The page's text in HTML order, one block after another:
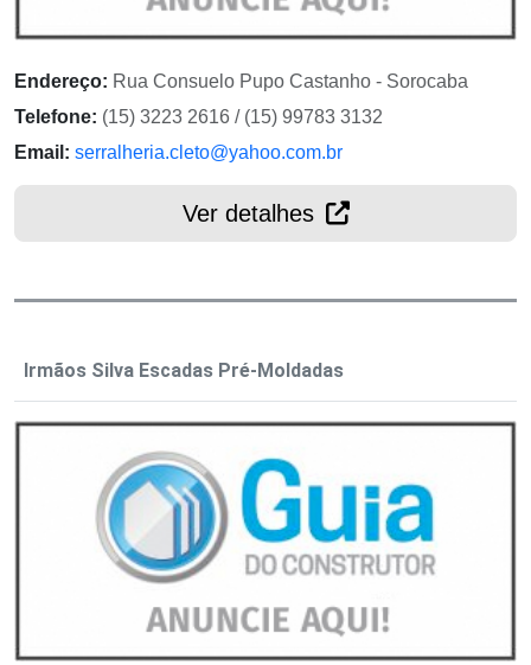
Endereço: Rua Consuelo Pupo Castanho - Sorocaba
Telefone: (15) 3223 2616 / (15) 99783 3132
Email: serralheria.cleto@yahoo.com.br
Ver detalhes
Irmãos Silva Escadas Pré-Moldadas